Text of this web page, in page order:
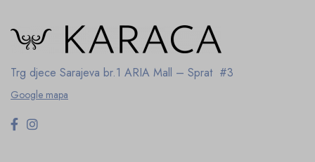
Trg djece Sarajeva br.1 ARIA Mall – Sprat #3
Google mapa